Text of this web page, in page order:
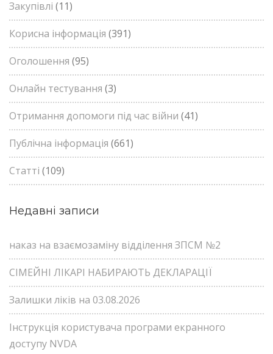
Закупівлі (11)
Корисна інформація (391)
Оголошення (95)
Онлайн тестування (3)
Отримання допомоги під час війни (41)
Публічна інформація (661)
Статті (109)
Недавні записи
наказ на взаємозаміну відділення ЗПСМ №2
СІМЕЙНІ ЛІКАРІ НАБИРАЮТЬ ДЕКЛАРАЦІЇ
Залишки ліків на 03.08.2026
Інструкція користувача програми екранного
доступу NVDA